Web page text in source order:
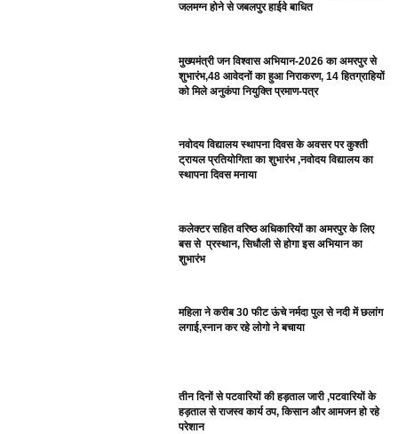
जलमग्न होने से जबलपुर हाईवे बाधित
मुख्यमंत्री जन विश्वास अभियान-2026 का अमरपुर से
शुभारंभ,48 आवेदनों का हुआ निराकरण, 14 हितग्राहियों
को मिले अनुकंपा नियुक्ति प्रमाण-पत्र
नवोदय विद्यालय स्थापना दिवस के अवसर पर कुश्ती
ट्रायल प्रतियोगिता का शुभारंभ ,नवोदय विद्यालय का
स्थापना दिवस मनाया
कलेक्टर सहित वरिष्ठ अधिकारियों का अमरपुर के लिए
बस से प्रस्थान, सिधौली से होगा इस अभियान का
शुभारंभ
महिला ने करीब 30 फीट ऊंचे नर्मदा पुल से नदी में छलांग
लगाई,स्नान कर रहे लोगो ने बचाया
तीन दिनों से पटवारियों की हड़ताल जारी ,पटवारियों के
हड़ताल से राजस्व कार्य ठप, किसान और आमजन हो रहे
परेशान